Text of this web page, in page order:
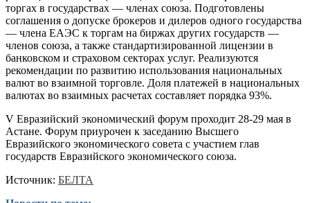
торгах в государствах — членах союза. Подготовлены
соглашения о допуске брокеров и дилеров одного государства
— члена ЕАЭС к торгам на биржах других государств —
членов союза, а также стандартизированной лицензии в
банковском и страховом секторах услуг. Реализуются
рекомендации по развитию использования национальных
валют во взаимной торговле. Доля платежей в национальных
валютах во взаимных расчетах составляет порядка 93%.
V Евразийский экономический форум проходит 28-29 мая в
Астане. Форум приурочен к заседанию Высшего
Евразийского экономического совета с участием глав
государств Евразийского экономического союза.
Источник: БЕЛТА